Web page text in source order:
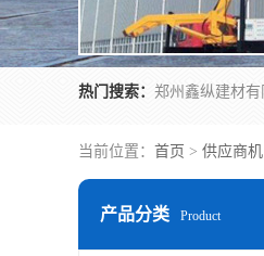
热门搜索：
当前位置： 首页 > 供应商机
产品分类 Product